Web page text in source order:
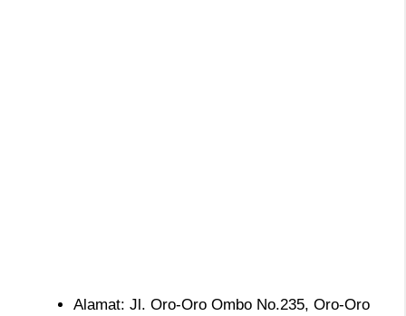
Alamat: Jl. Oro-Oro Ombo No.235, Oro-Oro